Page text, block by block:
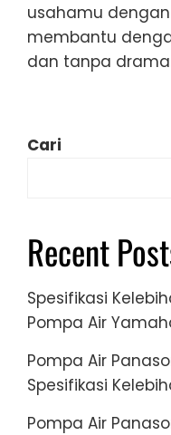
usahamu dengan
membantu
dan tanpa
Cari
Recent
Spesifikasi
Pompa Air
Pompa Air
Spesifikasi
Pompa Air